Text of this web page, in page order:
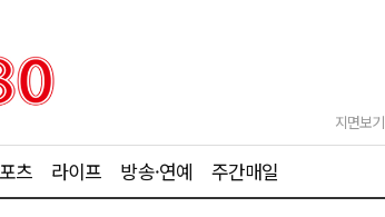
지면보기
츠 라이프 방송·연예 주간매일